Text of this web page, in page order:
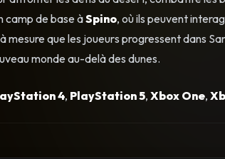
camp de base àSpino, où ils peuvent
mesure que les joueurs progressent dans
monde au-delà des dunes.
4, PlayStation 5, Xbox One,